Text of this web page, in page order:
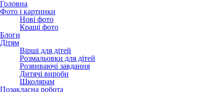
Головна
Фото і картинки
Нові фото
Кращі фото
Блоги
Дітям
Вірші для дітей
Розмальовки для дітей
Розвиваючі завдання
Дитячі вироби
Школярам
Позакласна робота